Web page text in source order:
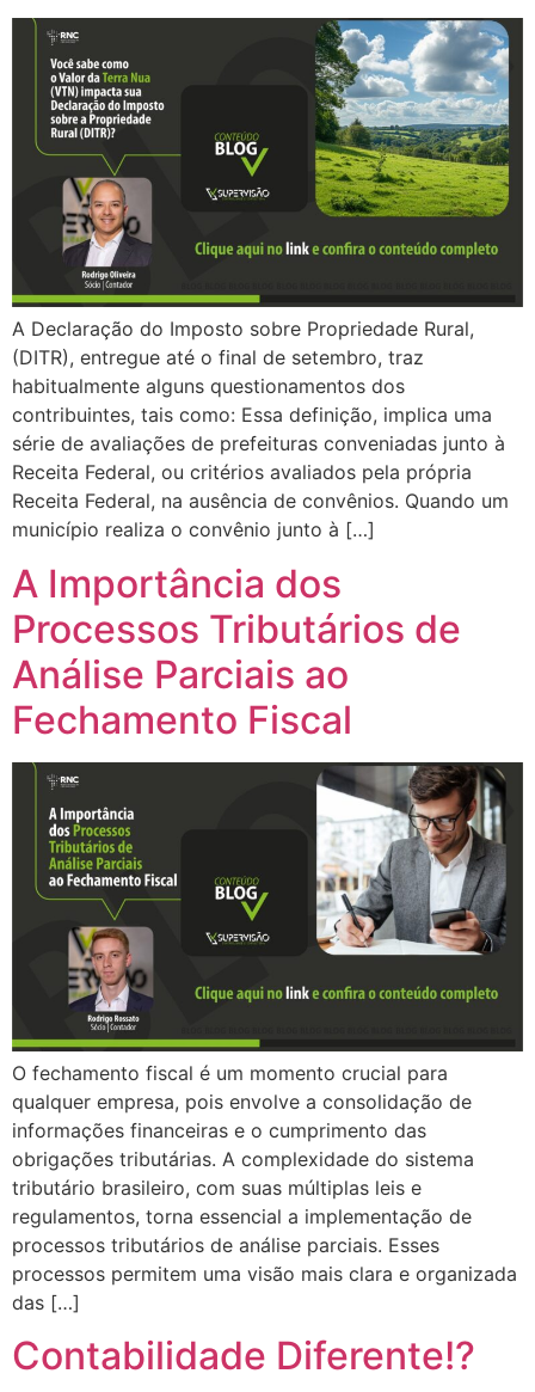
A Declaração do Imposto sobre Propriedade Rural,
(DITR), entregue até o final de setembro, traz
habitualmente alguns questionamentos dos
contribuintes, tais como: Essa definição, implica uma
série de avaliações de prefeituras conveniadas junto à
Receita Federal, ou critérios avaliados pela própria
Receita Federal, na ausência de convênios. Quando um
município realiza o convênio junto à […]
A Importância dos
Processos Tributários de
Análise Parciais ao
Fechamento Fiscal
O fechamento fiscal é um momento crucial para
qualquer empresa, pois envolve a consolidação de
informações financeiras e o cumprimento das
obrigações tributárias. A complexidade do sistema
tributário brasileiro, com suas múltiplas leis e
regulamentos, torna essencial a implementação de
processos tributários de análise parciais. Esses
processos permitem uma visão mais clara e organizada
das […]
Contabilidade Diferente!?